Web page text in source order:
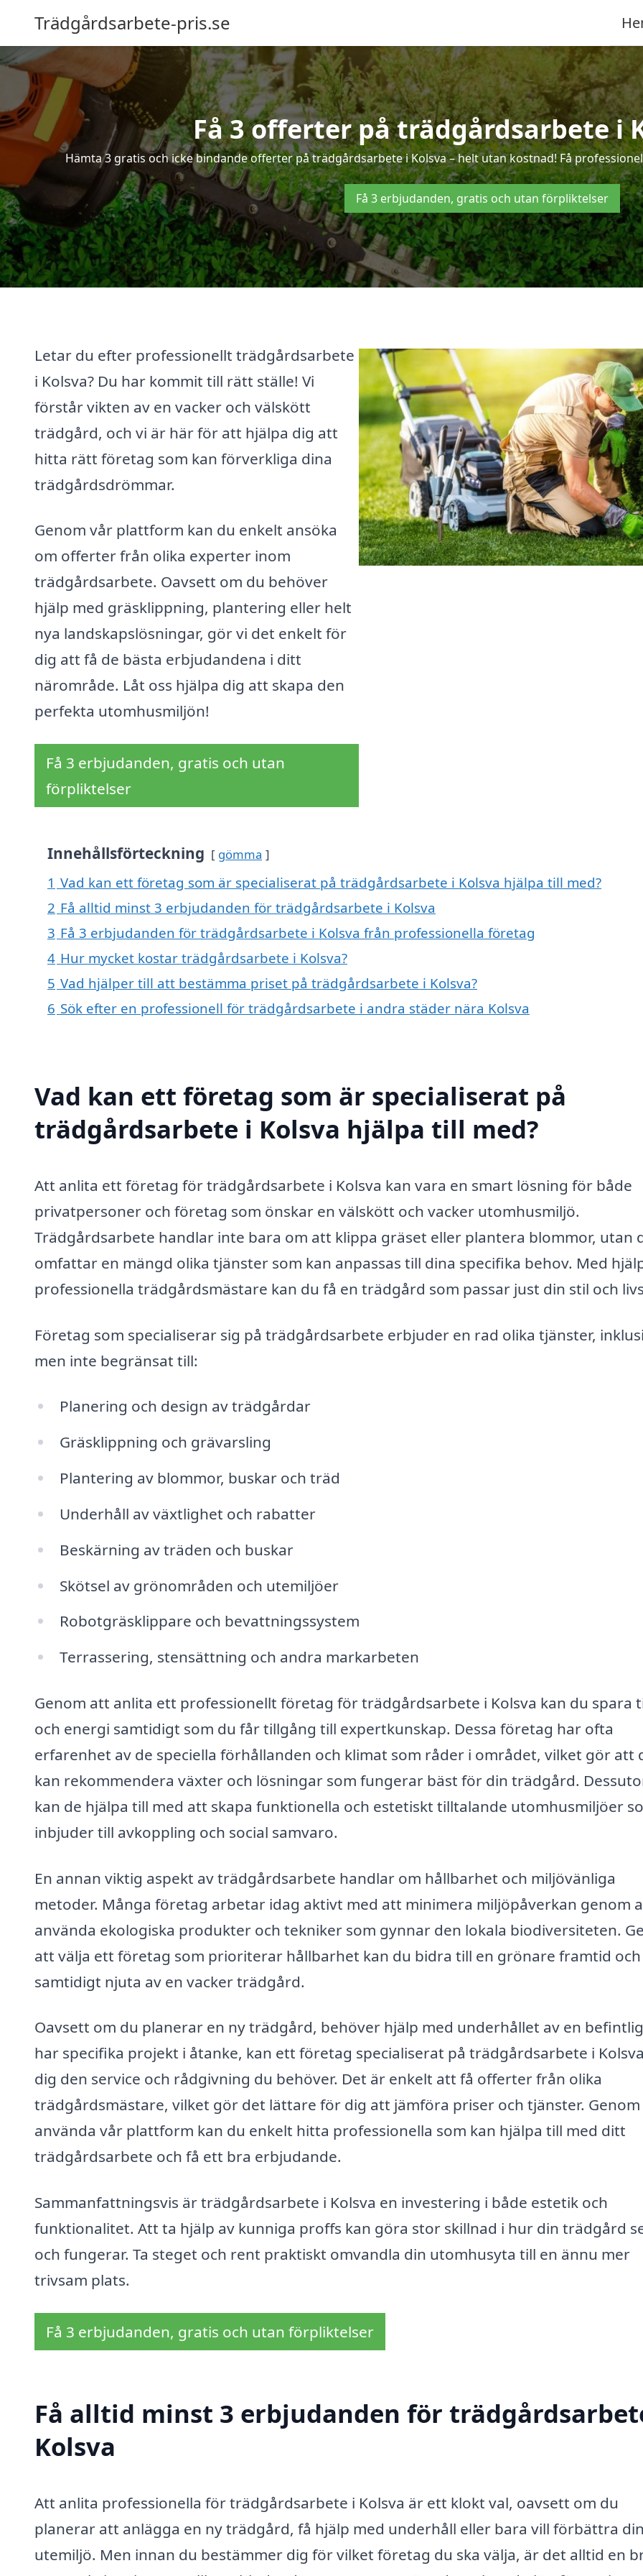
Trädgårdsarbete-pris.se
Få 3 offerter på trädgårdsarbete i
Hämta 3 gratis och icke bindande offerter på trädgårdsarbete i Kolsva – helt utan kostnad! Få
Få 3 erbjudanden, gratis och utan förpliktelser
Letar du efter professionellt trädgårdsarbete
i Kolsva? Du har kommit till rätt ställe! Vi
förstår vikten av en vacker och välskött
trädgård, och vi är här för att hjälpa dig att
hitta rätt företag som kan förverkliga dina
trädgårdsdrömmar.
Genom vår plattform kan du enkelt ansöka
om offerter från olika experter inom
trädgårdsarbete. Oavsett om du behöver
hjälp med gräsklippning, plantering eller helt
nya landskapslösningar, gör vi det enkelt för
dig att få de bästa erbjudandena i ditt
närområde. Låt oss hjälpa dig att skapa den
perfekta utomhusmiljön!
Få 3 erbjudanden, gratis och utan
förpliktelser
Innehållsförteckning gömma
1 Vad kan ett företag som är specialiserat på trädgårdsarbete i Kolsva hjälpa till med?
2 Få alltid minst 3 erbjudanden för trädgårdsarbete i Kolsva
3 Få 3 erbjudanden för trädgårdsarbete i Kolsva från professionella företag
4 Hur mycket kostar trädgårdsarbete i Kolsva?
5 Vad hjälper till att bestämma priset på trädgårdsarbete i Kolsva?
6 Sök efter en professionell för trädgårdsarbete i andra städer nära Kolsva
Vad kan ett företag som är specialiserat på
trädgårdsarbete i Kolsva hjälpa till med?
Att anlita ett företag för trädgårdsarbete i Kolsva kan vara en smart lösning för både
privatpersoner och företag som önskar en välskött och vacker utomhusmiljö.
Trädgårdsarbete handlar inte bara om att klippa gräset eller plantera blommor, utan
omfattar en mängd olika tjänster som kan anpassas till dina specifika behov. Med
professionella trädgårdsmästare kan du få en trädgård som passar just din stil och
Företag som specialiserar sig på trädgårdsarbete erbjuder en rad olika tjänster,
men inte begränsat till:
Planering och design av trädgårdar
Gräsklippning och grävarsling
Plantering av blommor, buskar och träd
Underhåll av växtlighet och rabatter
Beskärning av träden och buskar
Skötsel av grönområden och utemiljöer
Robotgräsklippare och bevattningssystem
Terrassering, stensättning och andra markarbeten
Genom att anlita ett professionellt företag för trädgårdsarbete i Kolsva kan du spara
och energi samtidigt som du får tillgång till expertkunskap. Dessa företag har ofta
erfarenhet av de speciella förhållanden och klimat som råder i området, vilket gör att
kan rekommendera växter och lösningar som fungerar bäst för din trädgård.
kan de hjälpa till med att skapa funktionella och estetiskt tilltalande utomhusmiljöer
inbjuder till avkoppling och social samvaro.
En annan viktig aspekt av trädgårdsarbete handlar om hållbarhet och miljövänliga
metoder. Många företag arbetar idag aktivt med att minimera miljöpåverkan genom
använda ekologiska produkter och tekniker som gynnar den lokala biodiversiteten.
att välja ett företag som prioriterar hållbarhet kan du bidra till en grönare framtid och
samtidigt njuta av en vacker trädgård.
Oavsett om du planerar en ny trädgård, behöver hjälp med underhållet av en
har specifika projekt i åtanke, kan ett företag specialiserat på trädgårdsarbete i
dig den service och rådgivning du behöver. Det är enkelt att få offerter från olika
trädgårdsmästare, vilket gör det lättare för dig att jämföra priser och tjänster.
använda vår plattform kan du enkelt hitta professionella som kan hjälpa till med ditt
trädgårdsarbete och få ett bra erbjudande.
Sammanfattningsvis är trädgårdsarbete i Kolsva en investering i både estetik och
funktionalitet. Att ta hjälp av kunniga proffs kan göra stor skillnad i hur din trädgård
och fungerar. Ta steget och rent praktiskt omvandla din utomhusyta till en ännu mer
trivsam plats.
Få 3 erbjudanden, gratis och utan förpliktelser
Få alltid minst 3 erbjudanden för
Kolsva
Att anlita professionella för trädgårdsarbete i Kolsva är ett klokt val, oavsett om du
planerar att anlägga en ny trädgård, få hjälp med underhåll eller bara vill förbättra din
utemiljö. Men innan du bestämmer dig för vilket företag du ska välja, är det alltid en